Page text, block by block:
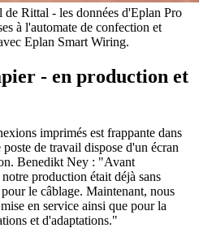
Rittal - les données d'Eplan Pro
à l'automate de confection et
Eplan Smart Wiring.
- en production et
imprimés est frappante dans
de travail dispose d'un écran
Benedikt Ney : "Avant
production était déjà sans
le câblage. Maintenant, nous
en service ainsi que pour la
et d'adaptations."